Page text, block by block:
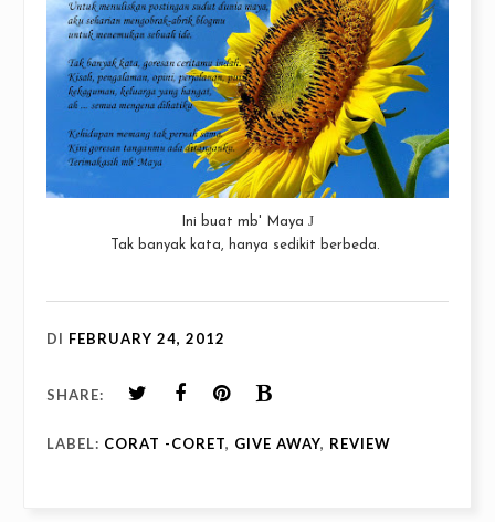
Ini buat mb' Maya J
Tak banyak kata, hanya sedikit berbeda.
DI FEBRUARY 24, 2012
SHARE:
LABEL: CORAT -CORET, GIVE AWAY, REVIEW